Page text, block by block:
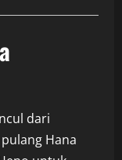
dari
Hana